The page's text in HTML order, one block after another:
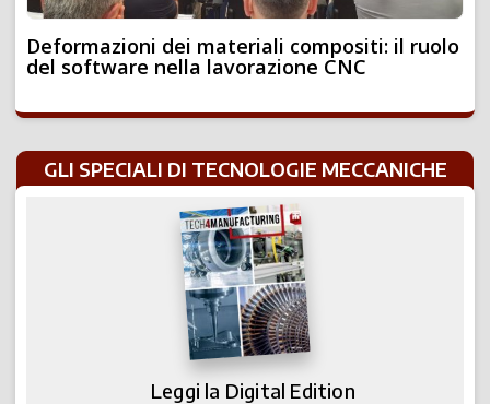
Deformazioni dei materiali compositi: il ruolo
del software nella lavorazione CNC
GLI SPECIALI DI TECNOLOGIE MECCANICHE
Leggi la Digital Edition